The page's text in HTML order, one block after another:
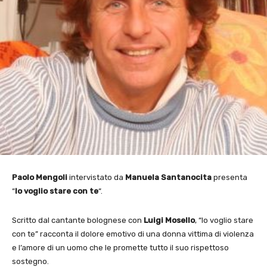
Paolo Mengoli intervistato da Manuela Santanocita presenta
“Io voglio stare con te“.
Scritto dal cantante bolognese con Luigi Mosello, “Io voglio stare
con te” racconta il dolore emotivo di una donna vittima di violenza
e l’amore di un uomo che le promette tutto il suo rispettoso
sostegno.